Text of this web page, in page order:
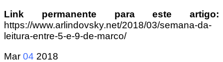
Link permanente para este artigo:
https://www.arlindovsky.net/2018/03/semana-da-
leitura-entre-5-e-9-de-marco/
Mar 04 2018